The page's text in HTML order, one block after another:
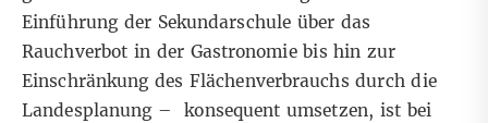
Einführung der Sekundarschule über das
Rauchverbot in der Gastronomie bis hin zur
Einschränkung des Flächenverbrauchs durch die
Landesplanung – konsequent umsetzen, ist bei